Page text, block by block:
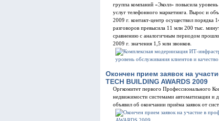
группа компаний «Эколл» повысила
услуг телефонного маркетинга. Вырос и
2009 г. контакт-центр осуществил порядка
разговоров превысила 11 млн 200 тыс.
сравнению с аналогичным периодом
2009 г. значения 1,5 млн звонков.
Окончен прием заявок на
TECH BUILDING AWARDS 2009
Оргкомитет первого Профессионального
недвижимости системами автоматизации
объявил об окончании приёма заявок от